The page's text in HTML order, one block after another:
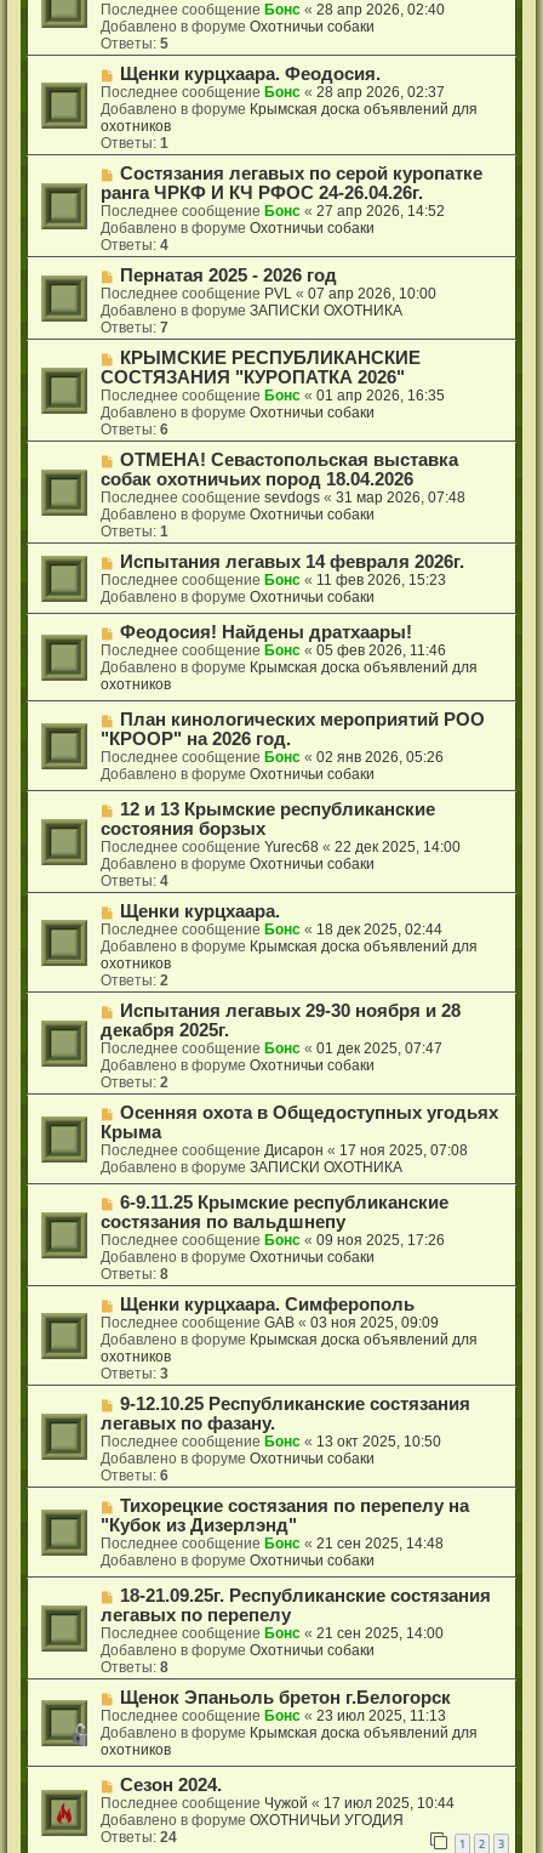
б
щ
е
н
и
е
в
о
е
с
о
о
б
щ
е
н
и
е
Последнее сообщение Бонс «28 апр 2026, 02:40
Добавлено в форумеОхотничьи собаки
Ответы:5
Н
о
в
о
е
с
о
о
б
щ
е
н
и
е
Щенки курцхаара. Феодосия.
Последнее сообщение Бонс «28 апр 2026, 02:37
Добавлено в форуме Крымская доска объявлений для
охотников
Ответы:1
Н
о
в
о
е
с
о
о
б
щ
е
н
и
е
Состязания легавых по серой куропатке
ранга ЧРКФ И КЧ РФОС 24-26.04.26г.
Последнее сообщение Бонс «27 апр 2026, 14:52
Добавлено в форумеОхотничьи собаки
Ответы:4
Н
о
в
о
е
о
о
б
щ
е
н
и
е
Пернатая 2025 - 2026 год
Последнее сообщение PVL «07 апр 2026, 10:00
Добавлено в форумеЗАПИСКИ ОХОТНИКА
Ответы:7
Н
о
в
о
е
с
о
о
б
щ
е
н
и
е
КРЫМСКИЕ РЕСПУБЛИКАНСКИЕ
СОСТЯЗАНИЯ "КУРОПАТКА 2026"
Последнее сообщение Бонс «01 апр 2026, 16:35
Добавлено в форумеОхотничьи собаки
Ответы:6
Н
о
в
о
е
с
о
о
б
щ
е
н
и
е
ОТМЕНА! Севастопольская выставка
собак охотничьих пород 18.04.2026
Последнее сообщениеsevdogs «31 мар 2026, 07:48
Добавлено в форумеОхотничьи собаки
Ответы:1
Н
о
в
о
е
с
о
о
щ
е
н
и
е
Испытания легавых 14 февраля 2026г.
Последнее сообщение Бонс « 11 фев 2026, 15:23
Добавлено в форумеОхотничьи собаки
Н
о
в
о
е
с
о
о
б
щ
е
н
и
е
Феодосия! Найдены дратхаары!
Последнее сообщение Бонс «05 фев 2026, 11:46
Добавлено в форуме Крымская доска объявлений для
охотников
Н
о
в
о
с
о
о
б
щ
е
н
и
е
План кинологических мероприятий РОО
"КРООР" на 2026 год.
Последнее сообщение Бонс «02 янв 2026, 05:26
Добавлено в форумеОхотничьи собаки
Н
о
в
о
е
с
о
о
б
щ
е
н
и
е
12 и 13 Крымские республиканские
состояния борзых
Последнее сообщениеYurec68 «22 дек 2025, 14:00
Добавлено в форумеОхотничьи собаки
Ответы:4
Н
о
в
о
е
с
о
о
б
щ
е
н
и
е
Щенки курцхаара.
Последнее сообщение Бонс « 18 дек 2025, 02:44
Добавлено в форуме Крымская доска объявлений для
охотников
Ответы:2
Н
о
в
о
е
с
о
о
б
щ
н
и
е
Испытания легавых 29-30 ноября и 28
декабря 2025г.
Последнее сообщение Бонс «01 дек 2025, 07:47
Добавлено в форумеОхотничьи собаки
Ответы:2
Н
о
в
о
с
о
о
б
щ
е
н
и
е
Осенняя охота в Общедоступных угодьях
Крыма
Последнее сообщениеДисарон « 17 ноя 2025, 07:08
Добавлено в форумеЗАПИСКИ ОХОТНИКА
Н
о
в
о
е
с
о
о
б
щ
е
н
и
е
6-9.11.25 Крымские республиканские
состязания по вальдшнепу
Последнее сообщение Бонс «09 ноя 2025, 17:26
Добавлено в форумеОхотничьи собаки
Ответы:8
Н
о
в
о
е
с
о
о
б
щ
е
н
и
е
Щенки курцхаара. Симферополь
Последнее сообщениеGAB «03 ноя 2025, 09:09
Добавлено в форуме Крымская доска объявлений для
охотников
Ответы:3
Н
о
в
о
е
с
о
о
б
щ
н
и
е
9-12.10.25 Республиканские состязания
легавых по фазану.
Последнее сообщение Бонс « 13 окт 2025, 10:50
Добавлено в форумеОхотничьи собаки
Ответы:6
Н
о
в
о
с
о
о
б
щ
е
н
и
е
Тихорецкие состязания по перепелу на
"Кубок из Дизерлэнд"
Последнее сообщение Бонс «21 сен 2025, 14:48
Добавлено в форумеОхотничьи собаки
Н
о
в
о
е
с
о
о
б
щ
е
н
и
е
18-21.09.25г. Республиканские состязания
легавых по перепелу
Последнее сообщение Бонс «21 сен 2025, 14:00
Добавлено в форумеОхотничьи собаки
Ответы:8
Н
о
в
о
е
с
о
о
б
Щенок Эпаньоль бретон г.Белогорск
Последнее сообщение Бонс «23 июл 2025, 11:13
Добавлено в форуме Крымская доска объявлений для
охотников
Н
о
в
о
Сезон 2024.
Последнее сообщение Чужой « 17 июл 2025, 10:44
Добавлено в форумеОХОТНИЧЬИ УГОДИЯ
Ответы:24 1 2 3